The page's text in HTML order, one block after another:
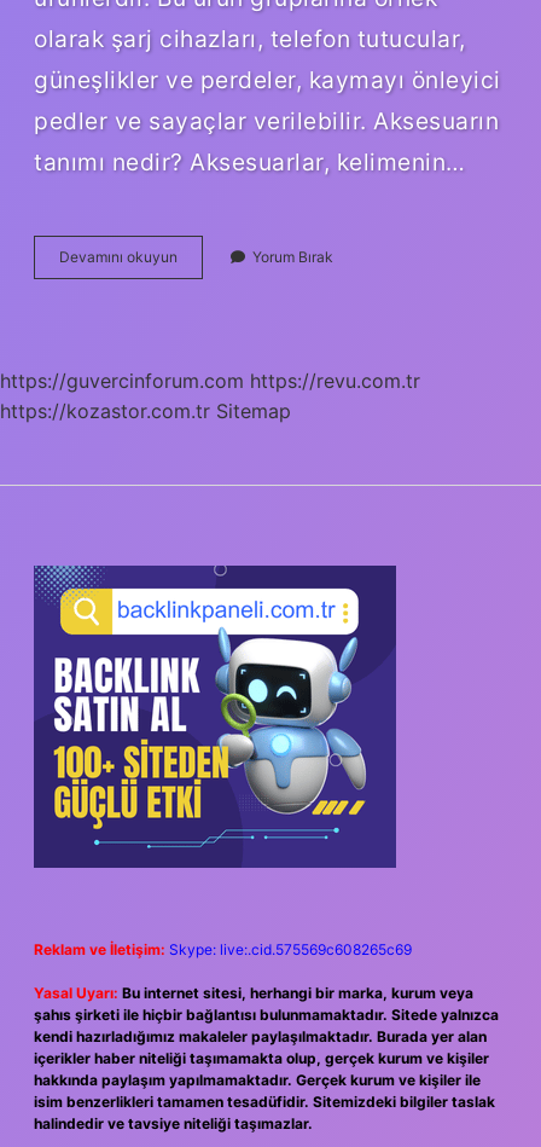
olarak şarj cihazları, telefon tutucular,
güneşlikler ve perdeler, kaymayı önleyici
pedler ve sayaçlar verilebilir. Aksesuarın
tanımı nedir? Aksesuarlar, kelimenin…
Devamını okuyun Taşınabilir
Aksesuar
Yorum Bırak
https://guvercinforum.com https://revu.com.tr
https://kozastor.com.tr Sitemap
SIDEBAR
Reklam ve İletişim: Skype: live:.cid.575569c608265c69
Yasal Uyarı: Bu internet sitesi, herhangi bir marka, kurum veya
şahıs şirketi ile hiçbir bağlantısı bulunmamaktadır. Sitede yalnızca
kendi hazırladığımız makaleler paylaşılmaktadır. Burada yer alan
içerikler haber niteliği taşımamakta olup, gerçek kurum ve kişiler
hakkında paylaşım yapılmamaktadır. Gerçek kurum ve kişiler ile
isim benzerlikleri tamamen tesadüfidir. Sitemizdeki bilgiler taslak
halindedir ve tavsiye niteliği taşımazlar.